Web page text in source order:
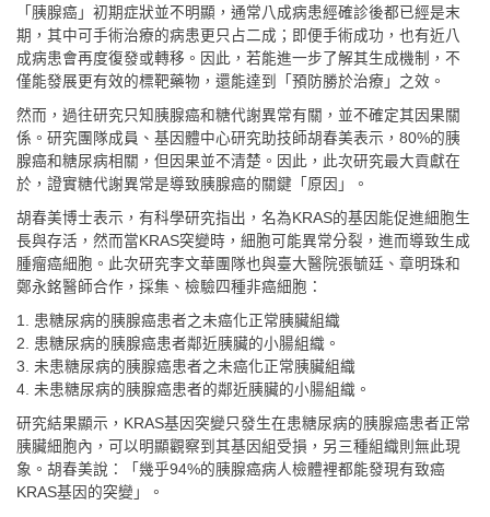
「胰腺癌」初期症狀並不明顯，通常八成病患經確診後都已經是末
期，其中可手術治療的病患更只占二成；即便手術成功，也有近八
成病患會再度復發或轉移。因此，若能進一步了解其生成機制，不
僅能發展更有效的標靶藥物，還能達到「預防勝於治療」之效。
然而，過往研究只知胰腺癌和糖代謝異常有關，並不確定其因果關
係。研究團隊成員、基因體中心研究助技師胡春美表示，80%的胰
腺癌和糖尿病相關，但因果並不清楚。因此，此次研究最大貢獻在
於，證實糖代謝異常是導致胰腺癌的關鍵「原因」。
胡春美博士表示，有科學研究指出，名為KRAS的基因能促進細胞生
長與存活，然而當KRAS突變時，細胞可能異常分裂，進而導致生成
腫瘤癌細胞。此次研究李文華團隊也與臺大醫院張毓廷、章明珠和
鄭永銘醫師合作，採集、檢驗四種非癌細胞：
1. 患糖尿病的胰腺癌患者之未癌化正常胰臟組織
2. 患糖尿病的胰腺癌患者鄰近胰臟的小腸組織。
3. 未患糖尿病的胰腺癌患者之未癌化正常胰臟組織
4. 未患糖尿病的胰腺癌患者的鄰近胰臟的小腸組織。
研究結果顯示，KRAS基因突變只發生在患糖尿病的胰腺癌患者正常
胰臟細胞內，可以明顯觀察到其基因組受損，另三種組織則無此現
象。胡春美說：「幾乎94%的胰腺癌病人檢體裡都能發現有致癌
KRAS基因的突變」。